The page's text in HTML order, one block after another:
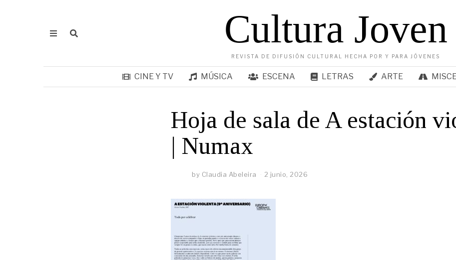
Cultura Joven
REVISTA DE DIFUSIÓN CULTURAL HECHA POR Y PARA JÓVENES
CINE Y TV MÚSICA ESCENA LETRAS ARTE
Hoja de sala de A estación
| Numax
by Claudia Abeleira 2 junio, 2026